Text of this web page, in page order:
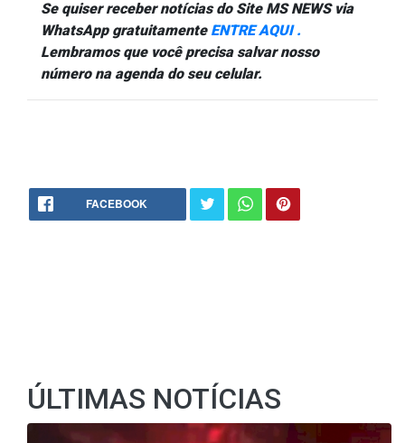
Se quiser receber notícias do Site MS NEWS via
WhatsApp gratuitamente ENTRE AQUI .
Lembramos que você precisa salvar nosso
número na agenda do seu celular.
FACEBOOK
ÚLTIMAS NOTÍCIAS